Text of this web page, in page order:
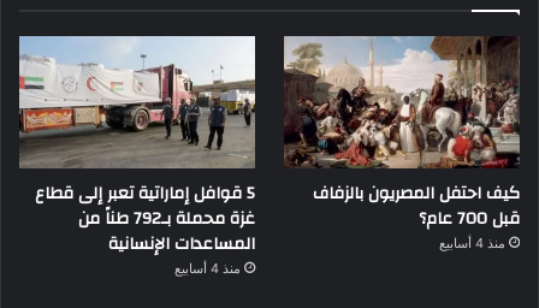
كيف احتفل المصريون بالزفاف
قبل 700 عام؟
منذ 4 أسابيع
5 قوافل إماراتية تعبر إلى قطاع
غزة محملة بـ792 طناً من
المساعدات الإنسانية
منذ 4 أسابيع